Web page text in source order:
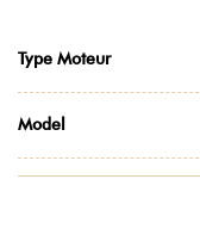
Type Moteur
Model